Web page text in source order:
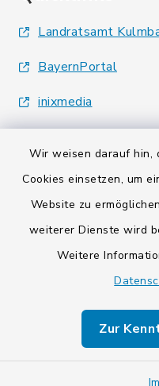
Wir weisen darauf hin,
Cookies einsetzen, um
Website zu
weiterer Dienste wird
Weitere
Zur
Landratsamt
BayernPortal
inixmedia